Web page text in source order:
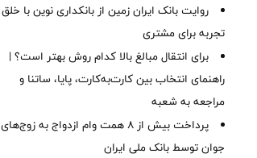
روایت بانک ایران زمین از بانکداری نوین با خلق
تجربه برای مشتری
برای انتقال مبالغ بالا کدام روش بهتر است؟ |
راهنمای انتخاب بین کارت‌به‌کارت، پایا، ساتنا و
مراجعه به شعبه
پرداخت بیش از ۸ همت وام ازدواج به زوج‌های
جوان توسط بانک ملی ایران